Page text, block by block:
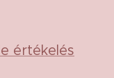
értékelés